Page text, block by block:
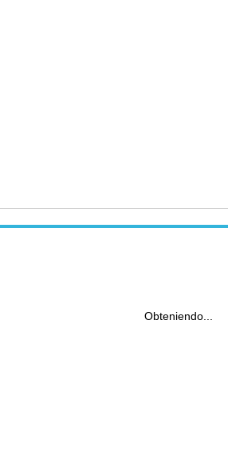
Obteniendo...